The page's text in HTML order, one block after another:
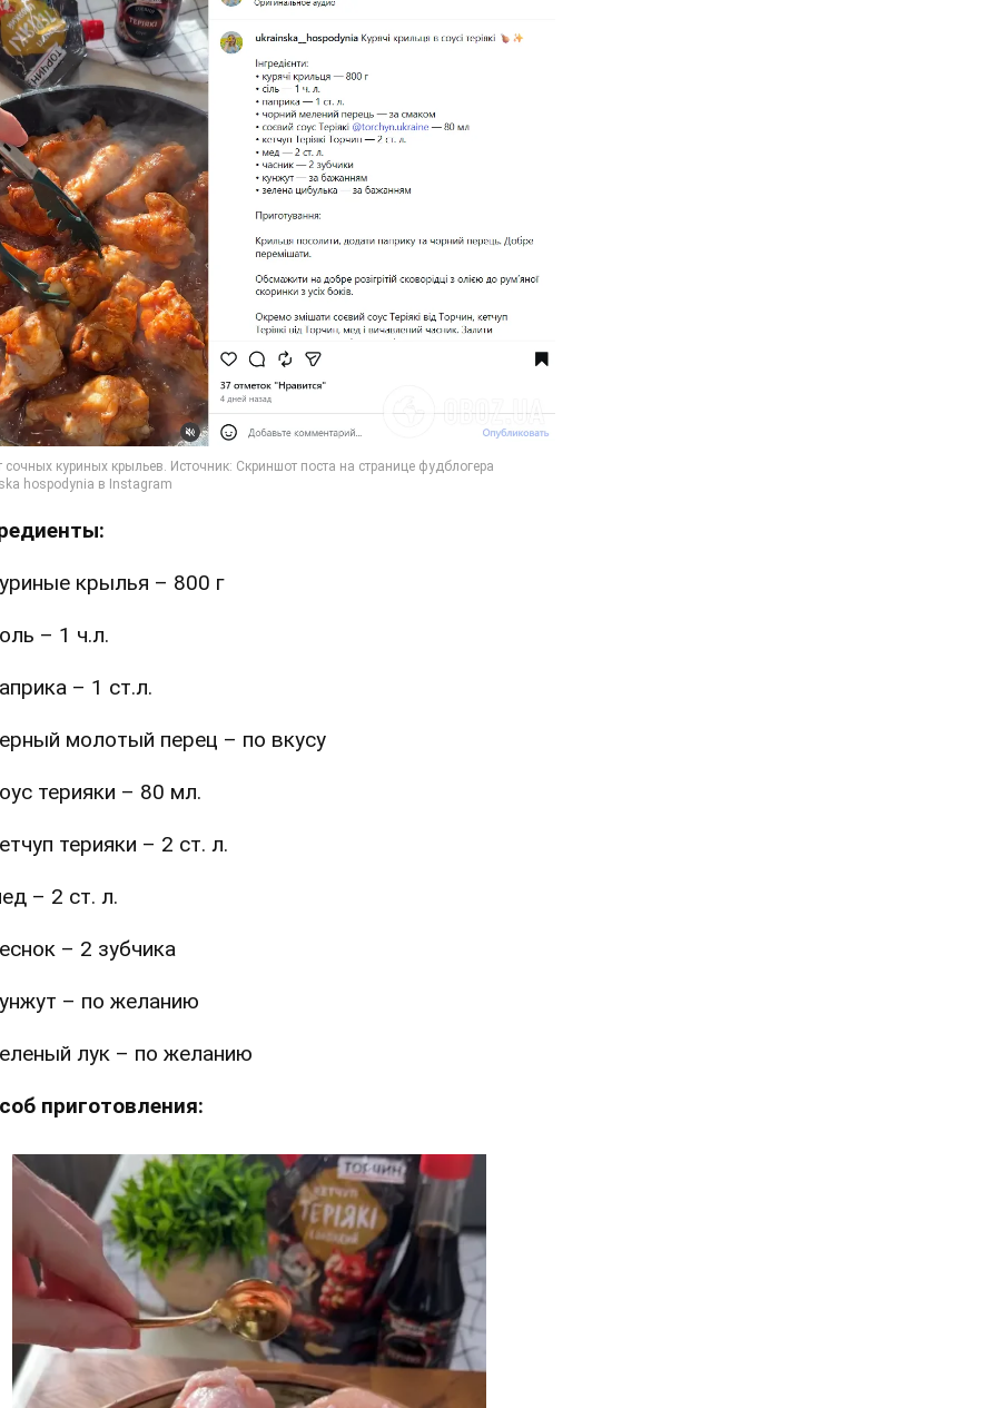
крылья – 800 г
– 1 ч.л.
– 1 ст.л.
молотый перец – по вкусу
терияки – 80 мл.
терияки – 2 ст. л.
– 2 ст. л.
– 2 зубчика
– по желанию
лук – по желанию
приготовления: